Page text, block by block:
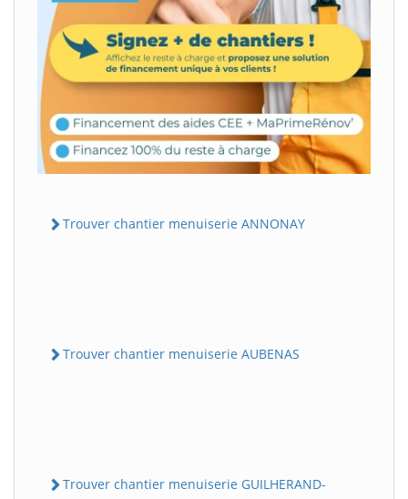
Trouver chantier menuiserie ANNONAY
Trouver chantier menuiserie AUBENAS
Trouver chantier menuiserie GUILHERAND-